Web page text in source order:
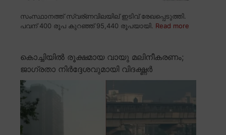
സംസ്ഥാനത്ത് സ്വര്ണവിലയില് ഇടിവ് രേഖപ്പെടുത്തി.
പവന് 400 രൂപ കുറഞ്ഞ് 95,440 രൂപയായി. Read more
കൊച്ചിയിൽ രൂക്ഷമായ വായു മലിനീകരണം;
ജാഗ്രതാ നിർദ്ദേശവുമായി വിദഗ്ദ്ധർ